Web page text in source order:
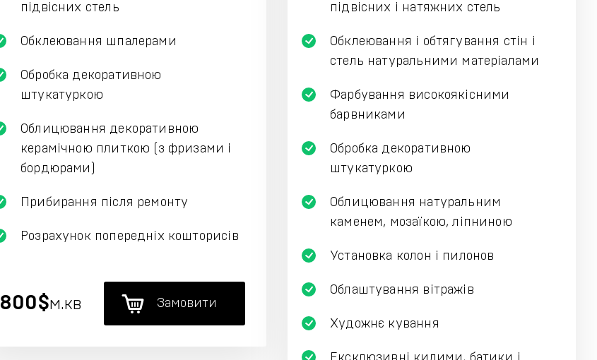
підвісних стель
Обклеювання шпалерами
Обробка декоративною
штукатуркою
Облицювання декоративною
керамічною плиткою (з фризами і
бордюрами)
Прибирання після ремонту
Розрахунок попередніх кошторисів
800$м.кв Замовити
підвісних і натяжних стель
Обклеювання і обтягування стін і
стель натуральними матеріалами
Фарбування високоякісними
барвниками
Обробка декоративною
штукатуркою
Облицювання натуральним
каменем, мозаїкою, ліпниною
Установка колон і пилонов
Облаштування вітражів
Художнє кування